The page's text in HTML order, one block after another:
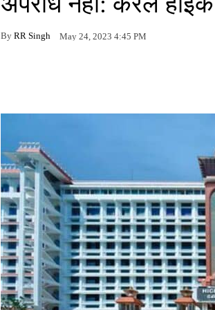
By RR Singh May 24, 2023 4:45 PM